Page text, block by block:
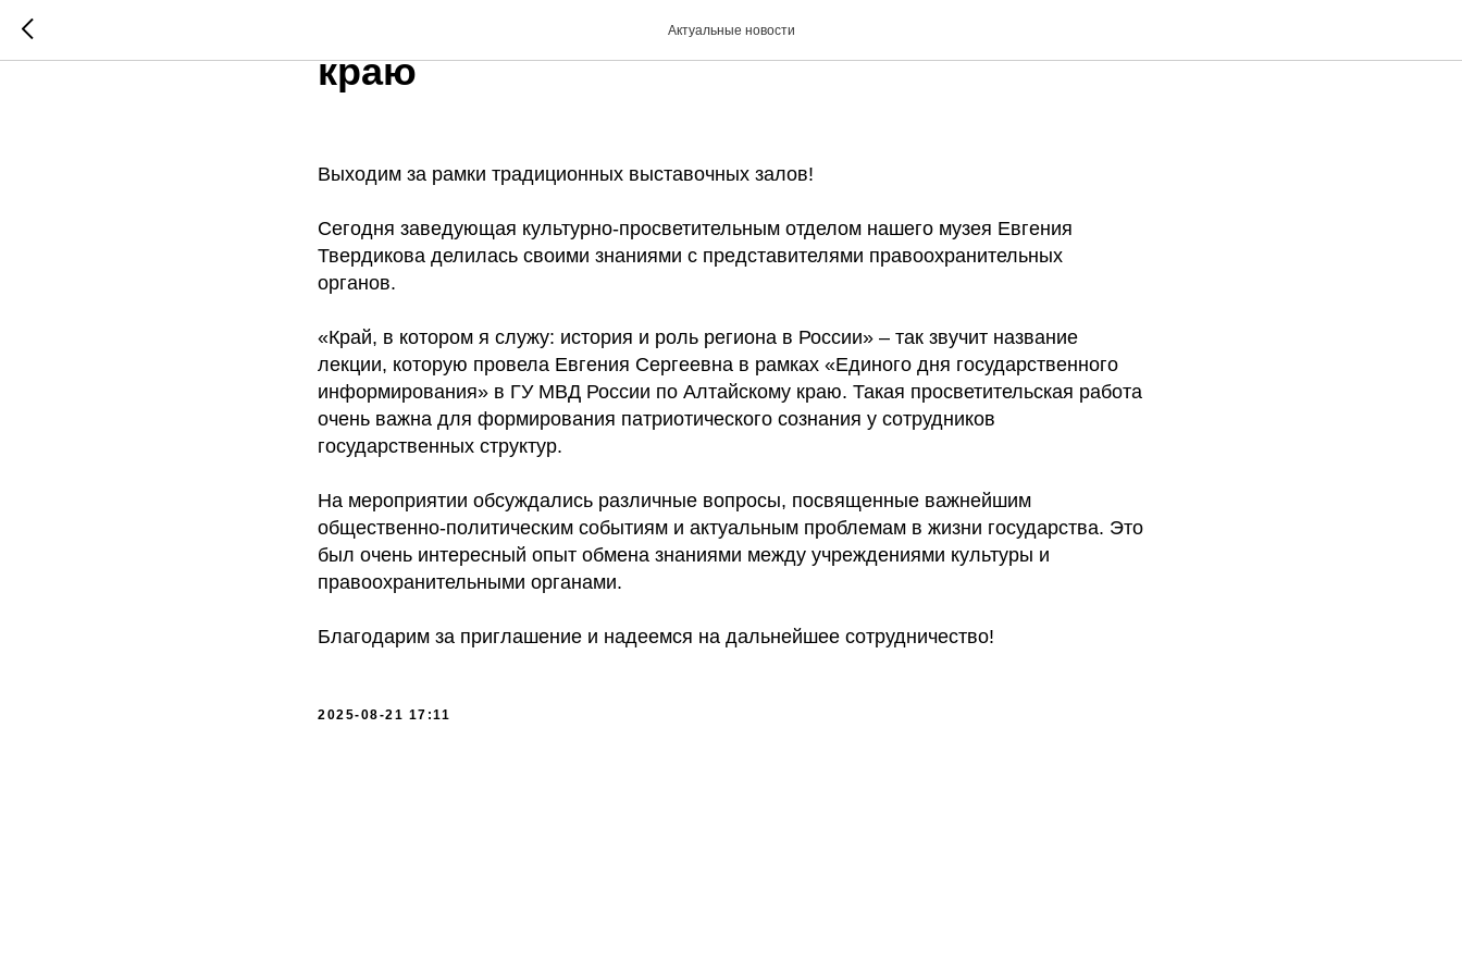
Актуальные новости
Лекция в ГУ МВД России по Алтайскому
краю
Выходим за рамки традиционных выставочных залов!
Сегодня заведующая культурно-просветительным отделом нашего музея Евгения
Твердикова делилась своими знаниями с представителями правоохранительных
органов.
«Край, в котором я служу: история и роль региона в России» – так звучит название
лекции, которую провела Евгения Сергеевна в рамках «Единого дня государственного
информирования» в ГУ МВД России по Алтайскому краю. Такая просветительская работа
очень важна для формирования патриотического сознания у сотрудников
государственных структур.
На мероприятии обсуждались различные вопросы, посвященные важнейшим
общественно-политическим событиям и актуальным проблемам в жизни государства. Это
был очень интересный опыт обмена знаниями между учреждениями культуры и
правоохранительными органами.
Благодарим за приглашение и надеемся на дальнейшее сотрудничество!
2025-08-21 17:11